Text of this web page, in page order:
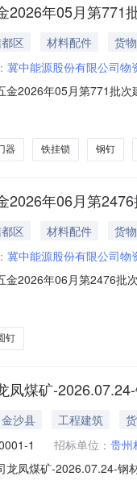
2026年05月第771
区 材料配件
货物
冀中能源股份有限公司物
金2026年05月第771批
12-31MA:否;产
器 铁挂锁 钢钉
2026年06月第
区 材料配件
货物
冀中能源股份有限公司物
金2026年06月第2476批
01-31MA:否;
钉
凤煤矿-
沙县 工程建筑
1 招标单位： 贵州
龙凤煤矿-2026.07.24-